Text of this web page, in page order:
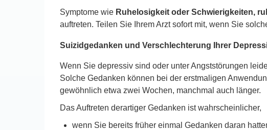
Symptome wie Ruhelosigkeit oder Schwierigkeiten,
auftreten. Teilen Sie Ihrem Arzt sofort mit, wenn Sie
Suizidgedanken und Verschlechterung Ihrer
Wenn Sie depressiv sind oder unter Angststörungen
Solche Gedanken können bei der erstmaligen
gewöhnlich etwa zwei Wochen, manchmal auch länger.
Das Auftreten derartiger Gedanken ist wahrscheinlicher,
wenn Sie bereits früher einmal Gedanken daran